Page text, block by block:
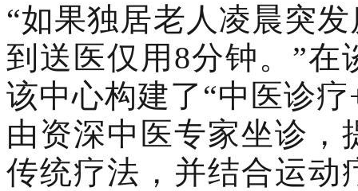
“如果独居老人凌晨突
到送医仅用8分钟。”
该中心构建了“中医诊
由资深中医专家坐诊，
传统疗法，并结合运动